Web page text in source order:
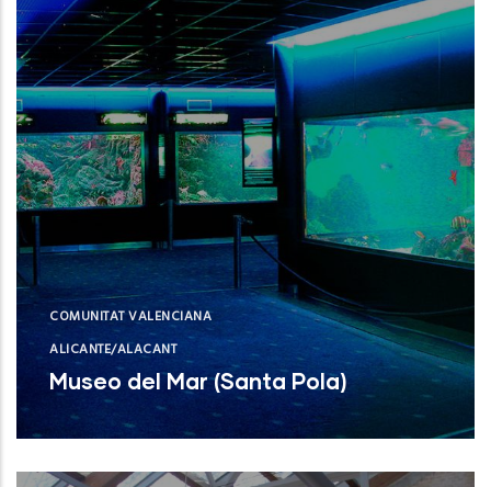
COMUNITAT VALENCIANA
ALICANTE/ALACANT
Museo del Mar (Santa Pola)
Museo del Mar (Santa Pola)NUEVO